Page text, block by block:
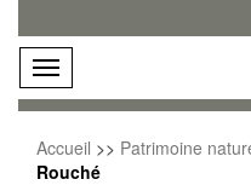
menu
Accueil >> Patrimoine
Rouché